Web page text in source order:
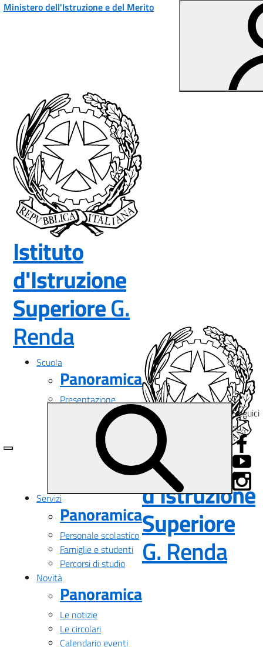
Vai ai contenuti
Vai al menu di navigazione
Vai al footer
Ministero dell'Istruzione e del Merito
Istituto
d'Istruzione
SuperioreG.
Renda— Visita la pagina
Scuola
Panoramica
Presentazione
Le persone
I numeri della scuola
Le carte della scuola
Organizzazione
Servizi
Panoramica
Personale scolastico
Famiglie e studenti
Percorsi di studio
Novità
Panoramica
Le notizie
Le circolari
Calendario eventi
Istituto
d'Istruzione
Superiore
G. Renda—
Seguici
su: